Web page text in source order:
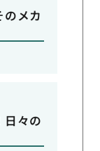
メカ
々の